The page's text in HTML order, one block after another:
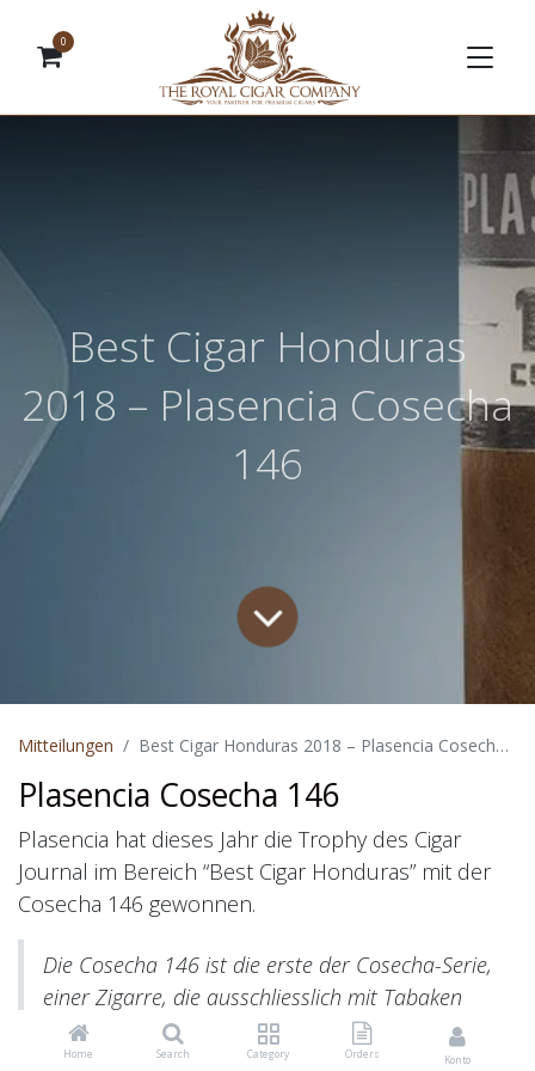
Home Search Category Orders Konto
0
Best Cigar Honduras
2018 – Plasencia Cosecha
146
Mitteilungen Best Cigar Honduras 2018 – Plasencia Cosecha 146
Plasencia Cosecha 146
Plasencia hat dieses Jahr die Trophy des Cigar
Journal im Bereich “Best Cigar Honduras” mit der
Cosecha 146 gewonnen.
Die Cosecha 146 ist die erste der Cosecha-Serie,
einer Zigarre, die ausschliesslich mit Tabaken
der Ernte 2011-2012 aus den Farmen von
Plasencias in Nicaragua und Honduras